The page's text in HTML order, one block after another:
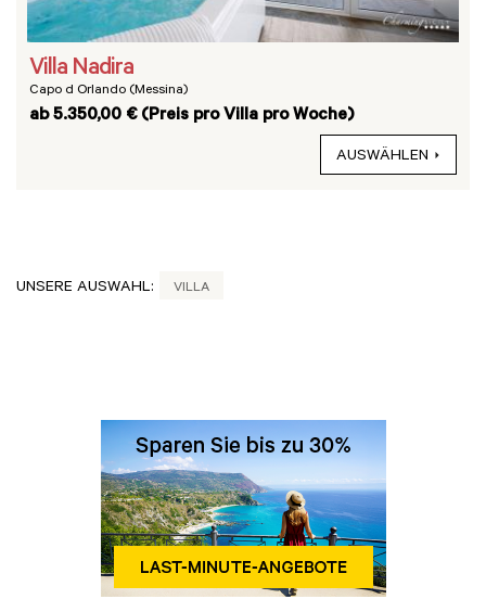
Villa Nadira
Capo d Orlando (Messina)
ab 5.350,00 € (Preis pro Villa pro Woche)
AUSWÄHLEN
UNSERE AUSWAHL: VILLA